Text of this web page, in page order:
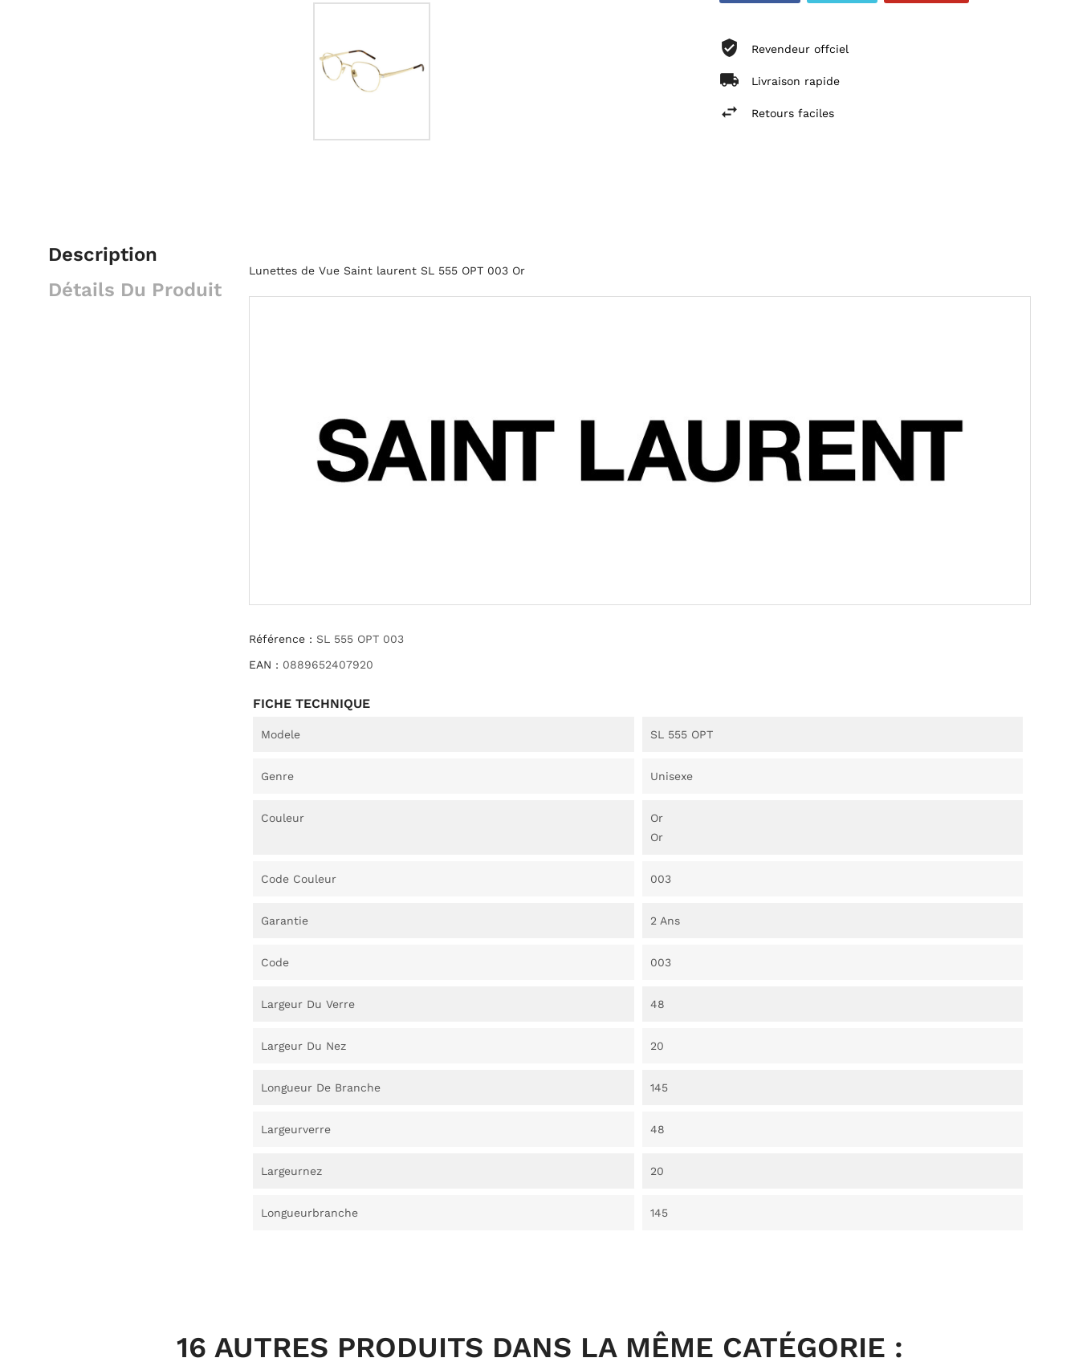
Revendeur offciel
Livraison rapide
Retours faciles
Description
Détails Du Produit
Lunettes de Vue Saint laurent SL 555 OPT 003 Or
Référence : SL 555 OPT 003
EAN : 0889652407920
FICHE TECHNIQUE
Modele SL 555 OPT
Genre Unisexe
Couleur
Or
Or
Code Couleur 003
Garantie 2 Ans
Code 003
Largeur Du Verre 48
Largeur Du Nez 20
Longueur De Branche 145
Largeurverre 48
Largeurnez 20
Longueurbranche 145
16 AUTRES PRODUITS DANS LA MÊME CATÉGORIE :